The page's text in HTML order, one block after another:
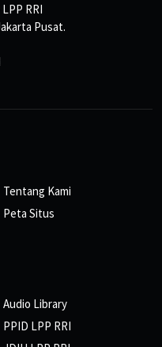
RRI
Pusat.
Tentang Kami
Peta Situs
Audio Library
PPID LPP RRI